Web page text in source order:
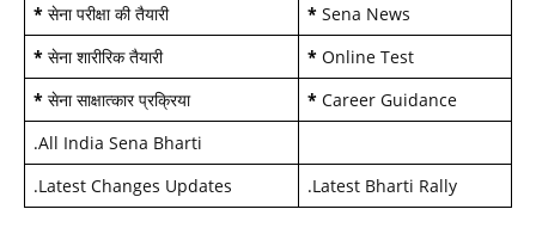
* सेना परीक्षा की तैयारी * Sena News
* सेना शारीरिक तैयारी * Online Test
* सेना साक्षात्कार प्रक्रिया * Career Guidance
.All India Sena Bharti
.Latest Changes Updates .Latest Bharti Rally